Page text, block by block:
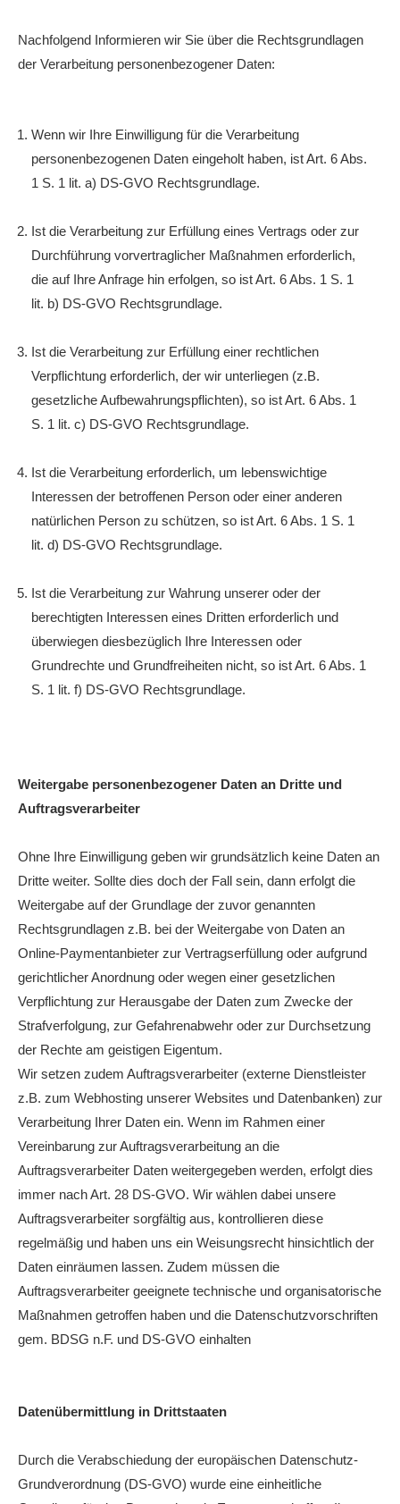
Nachfolgend Informieren wir Sie über die Rechtsgrundlagen
der Verarbeitung personenbezogener Daten:
Wenn wir Ihre Einwilligung für die Verarbeitung
personenbezogenen Daten eingeholt haben, ist Art. 6 Abs.
1 S. 1 lit. a) DS-GVO Rechtsgrundlage.
Ist die Verarbeitung zur Erfüllung eines Vertrags oder zur
Durchführung vorvertraglicher Maßnahmen erforderlich,
die auf Ihre Anfrage hin erfolgen, so ist Art. 6 Abs. 1 S. 1
lit. b) DS-GVO Rechtsgrundlage.
Ist die Verarbeitung zur Erfüllung einer rechtlichen
Verpflichtung erforderlich, der wir unterliegen (z.B.
gesetzliche Aufbewahrungspflichten), so ist Art. 6 Abs. 1
S. 1 lit. c) DS-GVO Rechtsgrundlage.
Ist die Verarbeitung erforderlich, um lebenswichtige
Interessen der betroffenen Person oder einer anderen
natürlichen Person zu schützen, so ist Art. 6 Abs. 1 S. 1
lit. d) DS-GVO Rechtsgrundlage.
Ist die Verarbeitung zur Wahrung unserer oder der
berechtigten Interessen eines Dritten erforderlich und
überwiegen diesbezüglich Ihre Interessen oder
Grundrechte und Grundfreiheiten nicht, so ist Art. 6 Abs. 1
S. 1 lit. f) DS-GVO Rechtsgrundlage.
Weitergabe personenbezogener Daten an Dritte und
Auftragsverarbeiter
Ohne Ihre Einwilligung geben wir grundsätzlich keine Daten an
Dritte weiter. Sollte dies doch der Fall sein, dann erfolgt die
Weitergabe auf der Grundlage der zuvor genannten
Rechtsgrundlagen z.B. bei der Weitergabe von Daten an
Online-Paymentanbieter zur Vertragserfüllung oder aufgrund
gerichtlicher Anordnung oder wegen einer gesetzlichen
Verpflichtung zur Herausgabe der Daten zum Zwecke der
Strafverfolgung, zur Gefahrenabwehr oder zur Durchsetzung
der Rechte am geistigen Eigentum.
Wir setzen zudem Auftragsverarbeiter (externe Dienstleister
z.B. zum Webhosting unserer Websites und Datenbanken) zur
Verarbeitung Ihrer Daten ein. Wenn im Rahmen einer
Vereinbarung zur Auftragsverarbeitung an die
Auftragsverarbeiter Daten weitergegeben werden, erfolgt dies
immer nach Art. 28 DS-GVO. Wir wählen dabei unsere
Auftragsverarbeiter sorgfältig aus, kontrollieren diese
regelmäßig und haben uns ein Weisungsrecht hinsichtlich der
Daten einräumen lassen. Zudem müssen die
Auftragsverarbeiter geeignete technische und organisatorische
Maßnahmen getroffen haben und die Datenschutzvorschriften
gem. BDSG n.F. und DS-GVO einhalten
Datenübermittlung in Drittstaaten
Durch die Verabschiedung der europäischen Datenschutz-
Grundverordnung (DS-GVO) wurde eine einheitliche